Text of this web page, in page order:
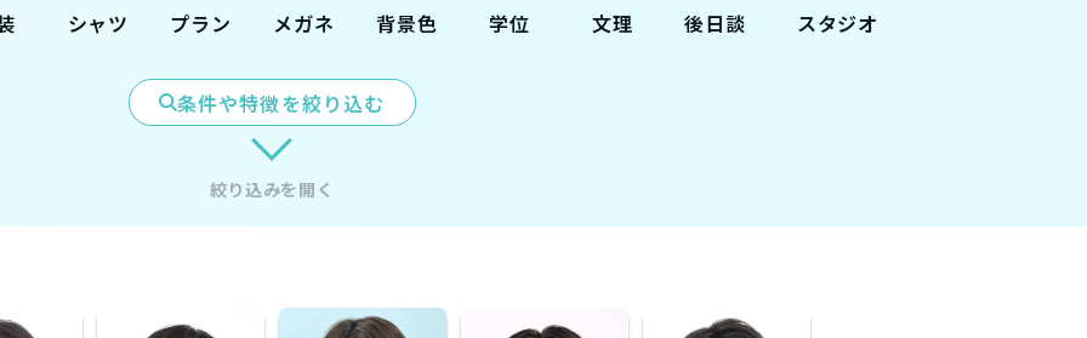
シャツ
レギュラ
プラン
撮影のみ
メガネ
有
背景色
水色
グレー
学位 文理 後日談 スタジオ
横浜
条件や特徴を絞り込む
絞り込みを開く